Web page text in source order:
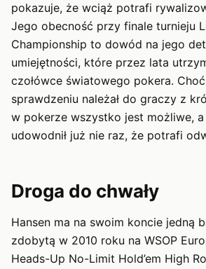
pokazuje, że wciąż potrafi
Jego obecność przy finale turnieju
Championship to dowód na jego
umiejętności, które przez lata
czołówce światowego pokera.
sprawdzeniu należał do graczy z
w pokerze wszystko jest możliwe, a
udowodnił już nie raz, że potrafi
Droga do chwały
Hansen ma na swoim koncie jedną
zdobytą w 2010 roku na WSOP
Heads-Up No-Limit Hold’em High